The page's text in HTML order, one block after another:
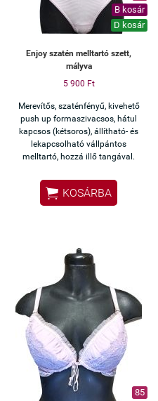
B kosár
D kosár
Enjoy szatén melltartó szett,
mályva
5 900 Ft
Merevítős, szaténfényű, kivehető
push up formaszivacsos, hátul
kapcsos (kétsoros), állítható- és
lekapcsolható vállpántos
melltartó, hozzá illő tangával.
 KOSÁRBA
85